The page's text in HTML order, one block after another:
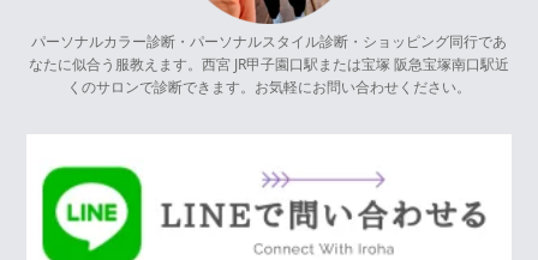
パーソナルカラー診断・パーソナルスタイル診断・ショッピング同行であ
なたに似合う服教えます。西宮 JR甲子園口駅または宝塚 阪急宝塚南口駅近
くのサロンで診断できます。お気軽にお問い合わせください。